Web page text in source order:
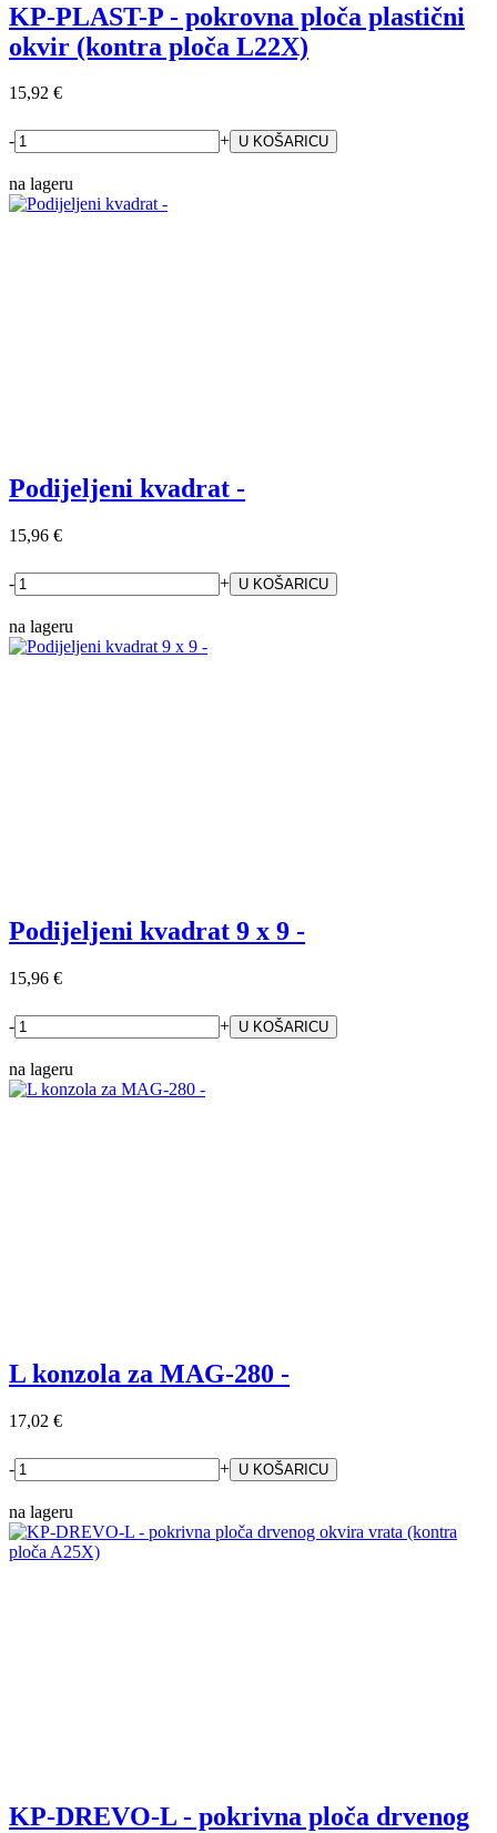
KP-PLAST-P - pokrovna ploča plastični
okvir (kontra ploča L22X)
15,92 €
- +
na lageru
Podijeljeni kvadrat -
15,96 €
- +
na lageru
Podijeljeni kvadrat 9 x 9 -
15,96 €
- +
na lageru
L konzola za MAG-280 -
17,02 €
- +
na lageru
KP-DREVO-L - pokrivna ploča drvenog